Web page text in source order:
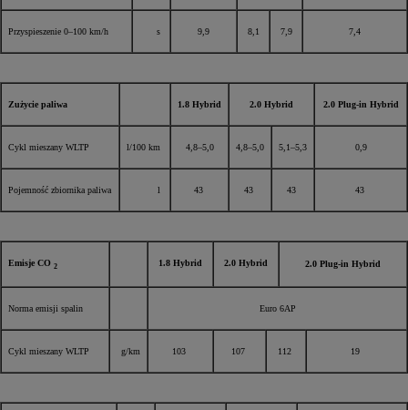
Przyspieszenie 0–100 km/h s 9,9 8,1 7,9 7,4
Zużycie paliwa 1.8 Hybrid 2.0 Hybrid 2.0 Plug-in Hybrid
Cykl mieszany WLTP l/100 km 4,8–5,0 4,8–5,0 5,1–5,3 0,9
Pojemność zbiornika paliwa l 43 43 43 43
Emisje CO 2 1.8 Hybrid 2.0 Hybrid 2.0 Plug-in Hybrid
Norma emisji spalin Euro 6AP
Cykl mieszany WLTP g/km 103 107 112 19